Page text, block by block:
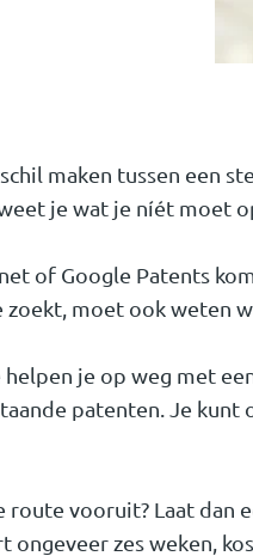
maken tussen een
je wat je níét moet
of Google Patents
moet ook weten
helpen je op weg met
patenten. Je
route vooruit? Laat
ongeveer zes weken,